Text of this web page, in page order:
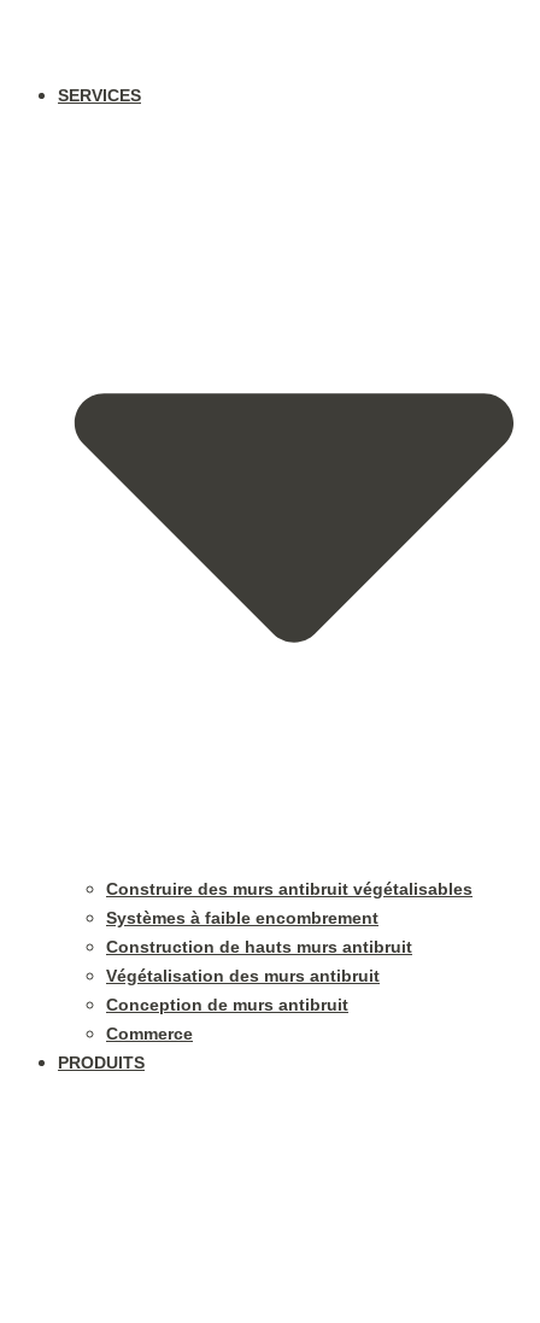
SERVICES
Construire des murs antibruit végétalisables
Systèmes à faible encombrement
Construction de hauts murs antibruit
Végétalisation des murs antibruit
Conception de murs antibruit
Commerce
PRODUITS